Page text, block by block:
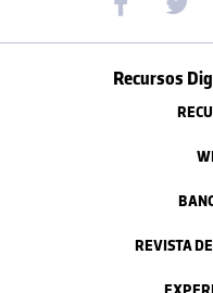
Recursos
REVISTA